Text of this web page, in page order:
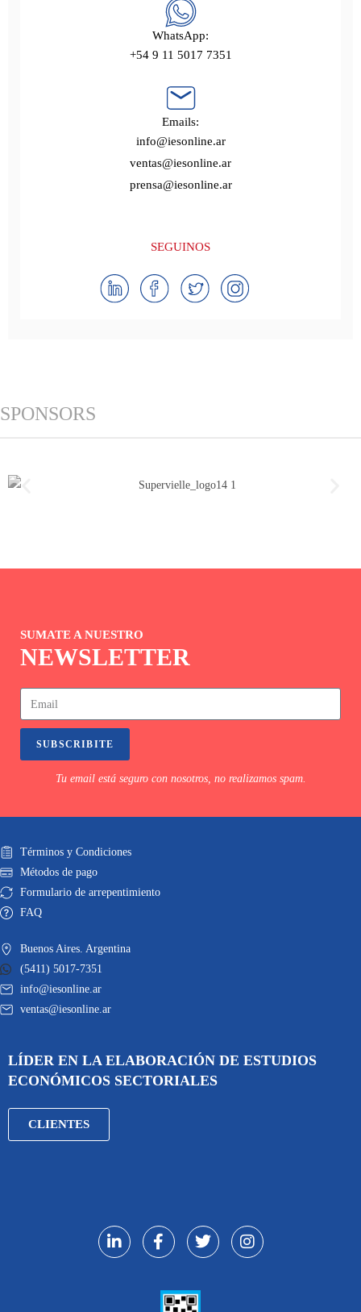
WhatsApp:
+54 9 11 5017 7351
Emails:
info@iesonline.ar
ventas@iesonline.ar
prensa@iesonline.ar
SEGUINOS
SPONSORS
SUMATE A NUESTRO
NEWSLETTER
SUBSCRIBITE
Tu email está seguro con nosotros, no realizamos spam.
Términos y Condiciones
Métodos de pago
Formulario de arrepentimiento
FAQ
Buenos Aires. Argentina
(5411) 5017-7351
info@iesonline.ar
ventas@iesonline.ar
LÍDER EN LA ELABORACIÓN DE ESTUDIOS
ECONÓMICOS SECTORIALES
CLIENTES